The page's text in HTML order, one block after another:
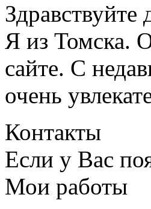
Я из Томска.
сайте. С
очень
Контакты
Если у Вас
Мои работы